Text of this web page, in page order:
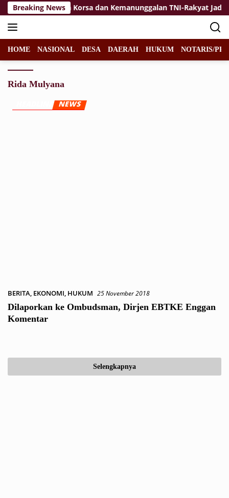
Langsung
ke
konten
Breaking NewsJiwa Korsa dan Kemanunggalan TNI-Rakyat Jadi
HOME NASIONAL DESA DAERAH HUKUM NOTARIS/
Rida Mulyana
BERITA, EKONOMI, HUKUM 25 November 2018
Dilaporkan ke Ombudsman, Dirjen EBTKE Enggan
Komentar
Selengkapnya